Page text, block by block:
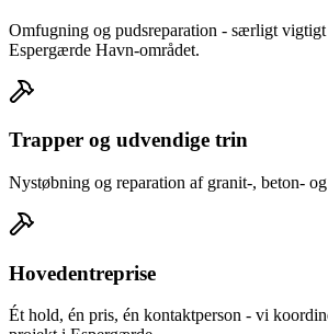
Omfugning og pudsreparation - særligt
Espergærde Havn-området.
Trapper og udvendige trin
Nystøbning og reparation af granit-, beton- og
Hovedentreprise
Ét hold, én pris, én kontaktperson - vi